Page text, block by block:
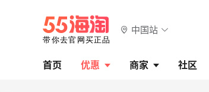
中国站
首页 优惠 商家 社区